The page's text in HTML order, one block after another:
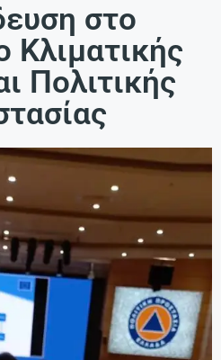
στο
Κλιματικής
Πολιτικής